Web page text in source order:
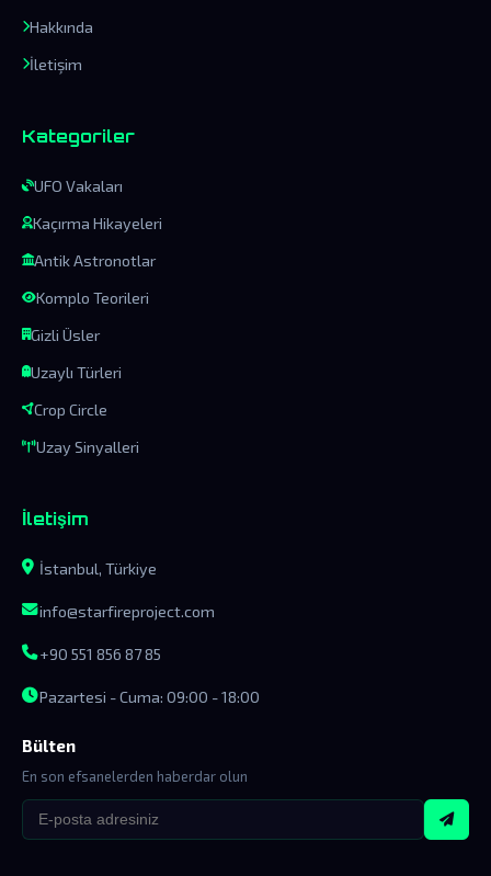
Hakkında
İletişim
Kategoriler
UFO Vakaları
Kaçırma Hikayeleri
Antik Astronotlar
Komplo Teorileri
Gizli Üsler
Uzaylı Türleri
Crop Circle
Uzay Sinyalleri
İletişim
İstanbul, Türkiye
info@starfireproject.com
+90 551 856 87 85
Pazartesi - Cuma: 09:00 - 18:00
Bülten
En son efsanelerden haberdar olun